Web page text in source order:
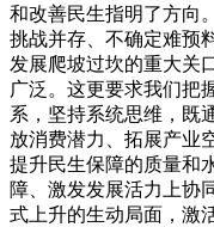
和改善民生指明了方向
挑战并存、不确定难预
发展爬坡过坎的重大关
广泛。这更要求我们把
系，坚持系统思维，既
放消费潜力、拓展产业
提升民生保障的质量和
障、激发发展活力上协
式上升的生动局面，激